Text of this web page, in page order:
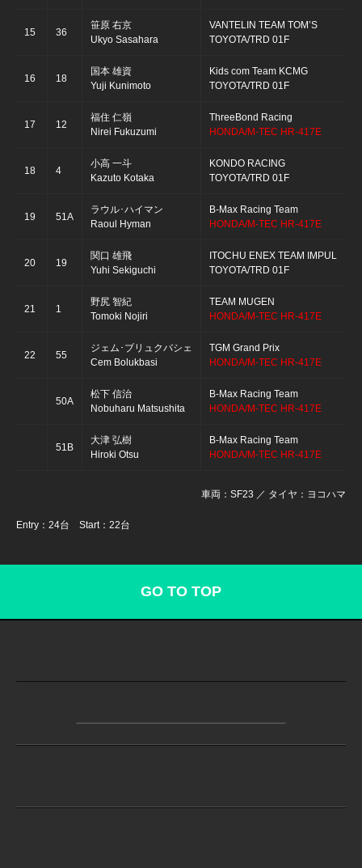
15 36
笹原 右京
Ukyo Sasahara
VANTELIN TEAM TOM’S
TOYOTA/TRD 01F
16 18
国本 雄資
Yuji Kunimoto
Kids com Team KCMG
TOYOTA/TRD 01F
17 12
福住 仁嶺
Nirei Fukuzumi
ThreeBond Racing
HONDA/M-TEC HR-417E
18 4
小高 一斗
Kazuto Kotaka
KONDO RACING
TOYOTA/TRD 01F
19 51A
ラウル･ハイマン
Raoul Hyman
B-Max Racing Team
HONDA/M-TEC HR-417E
20 19
関口 雄飛
Yuhi Sekiguchi
ITOCHU ENEX TEAM IMPUL
TOYOTA/TRD 01F
21 1
野尻 智紀
Tomoki Nojiri
TEAM MUGEN
HONDA/M-TEC HR-417E
22 55
ジェム･ブリュクバシェ
Cem Bolukbasi
TGM Grand Prix
HONDA/M-TEC HR-417E
50A
松下 信治
Nobuharu Matsushita
B-Max Racing Team
HONDA/M-TEC HR-417E
51B
大津 弘樹
Hiroki Otsu
B-Max Racing Team
HONDA/M-TEC HR-417E
車両：SF23 ／ タイヤ：ヨコハマ
Entry：24台 Start：22台
GO TO TOP